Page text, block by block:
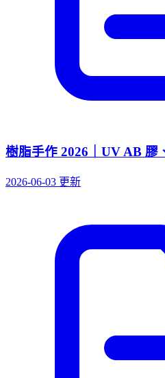
樹脂手作 2026｜UV AB 膠
2026-06-03 更新